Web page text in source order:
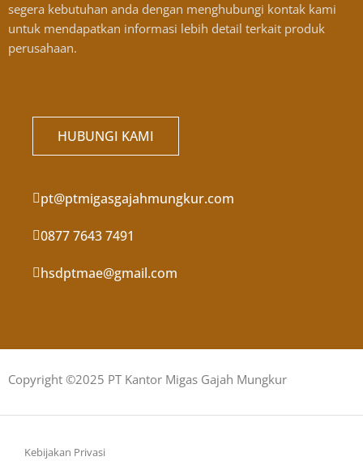
segera kebutuhan anda dengan menghubungi kontak kami
untuk mendapatkan informasi lebih detail terkait produk
perusahaan.
HUBUNGI KAMI
pt@ptmigasgajahmungkur.com
0877 7643 7491
hsdptmae@gmail.com
Copyright ©2025 PT Kantor Migas Gajah Mungkur
Kebijakan Privasi